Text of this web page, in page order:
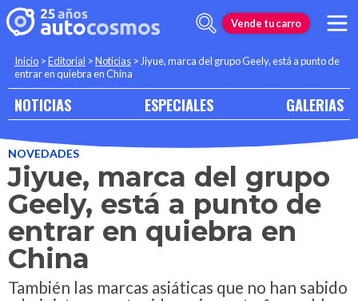
Vende tu carro
Inicio >Editorial >Noticias >Jiyue, marca del grupo Geely, está a punto de
entrar en quiebra en China
NOTICIAS ESPECIALES GALERIAS
NOVEDADES
Jiyue, marca del grupo
Geely, está a punto de
entrar en quiebra en
China
También las marcas asiáticas que no han sabido